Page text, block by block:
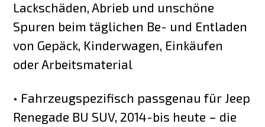
Lackschäden, Abrieb und unschöne
Spuren beim täglichen Be- und Entladen
von Gepäck, Kinderwagen, Einkäufen
oder Arbeitsmaterial
• Fahrzeugspezifisch passgenau für Jeep
Renegade BU SUV, 2014-bis heute – die